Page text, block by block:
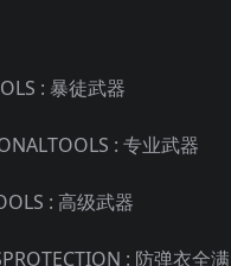
: 暴徒武器
: 专业武器
: 高级武器
: 防弹衣全满